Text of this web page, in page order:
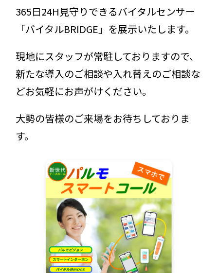
365日24H見守りできるバイタルセンサー
「バイタルBRIDGE」を展示いたします。
現地にスタッフが常駐しておりますので、
新たな導入のご相談や入れ替えのご相談な
どお気軽にお声がけください。
大勢の皆様のご来場をお待ちしておりま
す。